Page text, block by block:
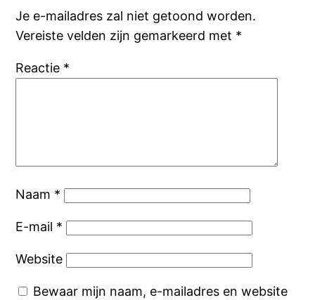
Je e-mailadres zal niet getoond worden.
Vereiste velden zijn gemarkeerd met *
Reactie *
Naam *
E-mail *
Website
Bewaar mijn naam, e-mailadres en website